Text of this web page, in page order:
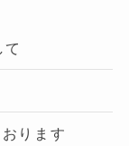
ります